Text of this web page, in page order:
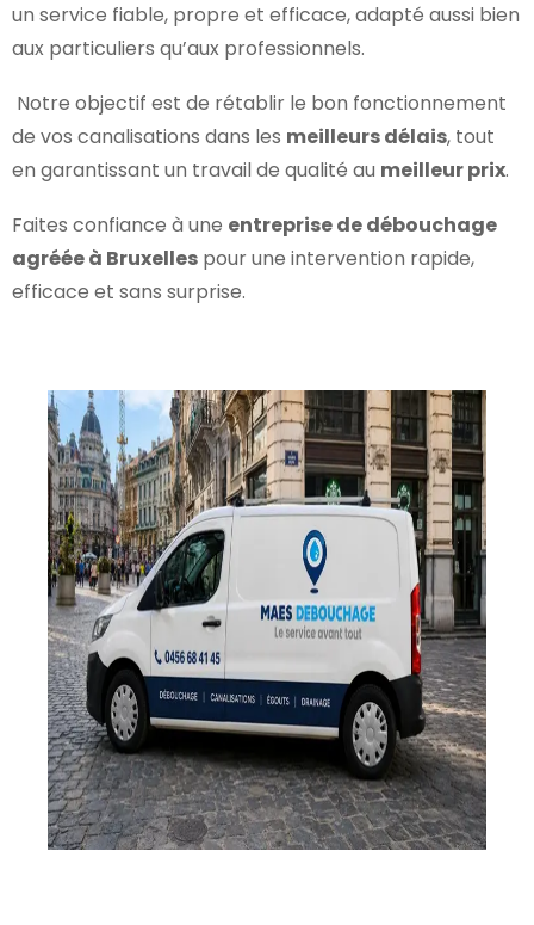
un service fiable, propre et efficace, adapté aussi bien
aux particuliers qu’aux professionnels.
Notre objectif est de rétablir le bon fonctionnement
de vos canalisations dans les meilleurs délais, tout
en garantissant un travail de qualité au meilleur prix.
Faites confiance à une entreprise de débouchage
agréée à Bruxelles pour une intervention rapide,
efficace et sans surprise.